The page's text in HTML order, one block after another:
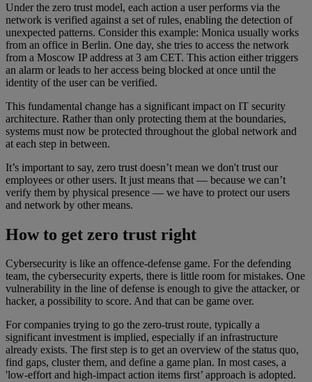
Under the zero trust model, each action a user performs via the
network is verified against a set of rules, enabling the detection of
unexpected patterns. Consider this example: Monica usually works
from an office in Berlin. One day, she tries to access the network
from a Moscow IP address at 3 am CET. This action either triggers
an alarm or leads to her access being blocked at once until the
identity of the user can be verified.
This fundamental change has a significant impact on IT security
architecture. Rather than only protecting them at the boundaries,
systems must now be protected throughout the global network and
at each step in between.
It’s important to say, zero trust doesn’t mean we don't trust our
employees or other users. It just means that — because we can’t
verify them by physical presence — we have to protect our users
and network by other means.
How to get zero trust right
Cybersecurity is like an offence-defense game. For the defending
team, the cybersecurity experts, there is little room for mistakes. One
vulnerability in the line of defense is enough to give the attacker, or
hacker, a possibility to score. And that can be game over.
For companies trying to go the zero-trust route, typically a
significant investment is implied, especially if an infrastructure
already exists. The first step is to get an overview of the status quo,
find gaps, cluster them, and define a game plan. In most cases, a
'low-effort and high-impact action items first’ approach is adopted.